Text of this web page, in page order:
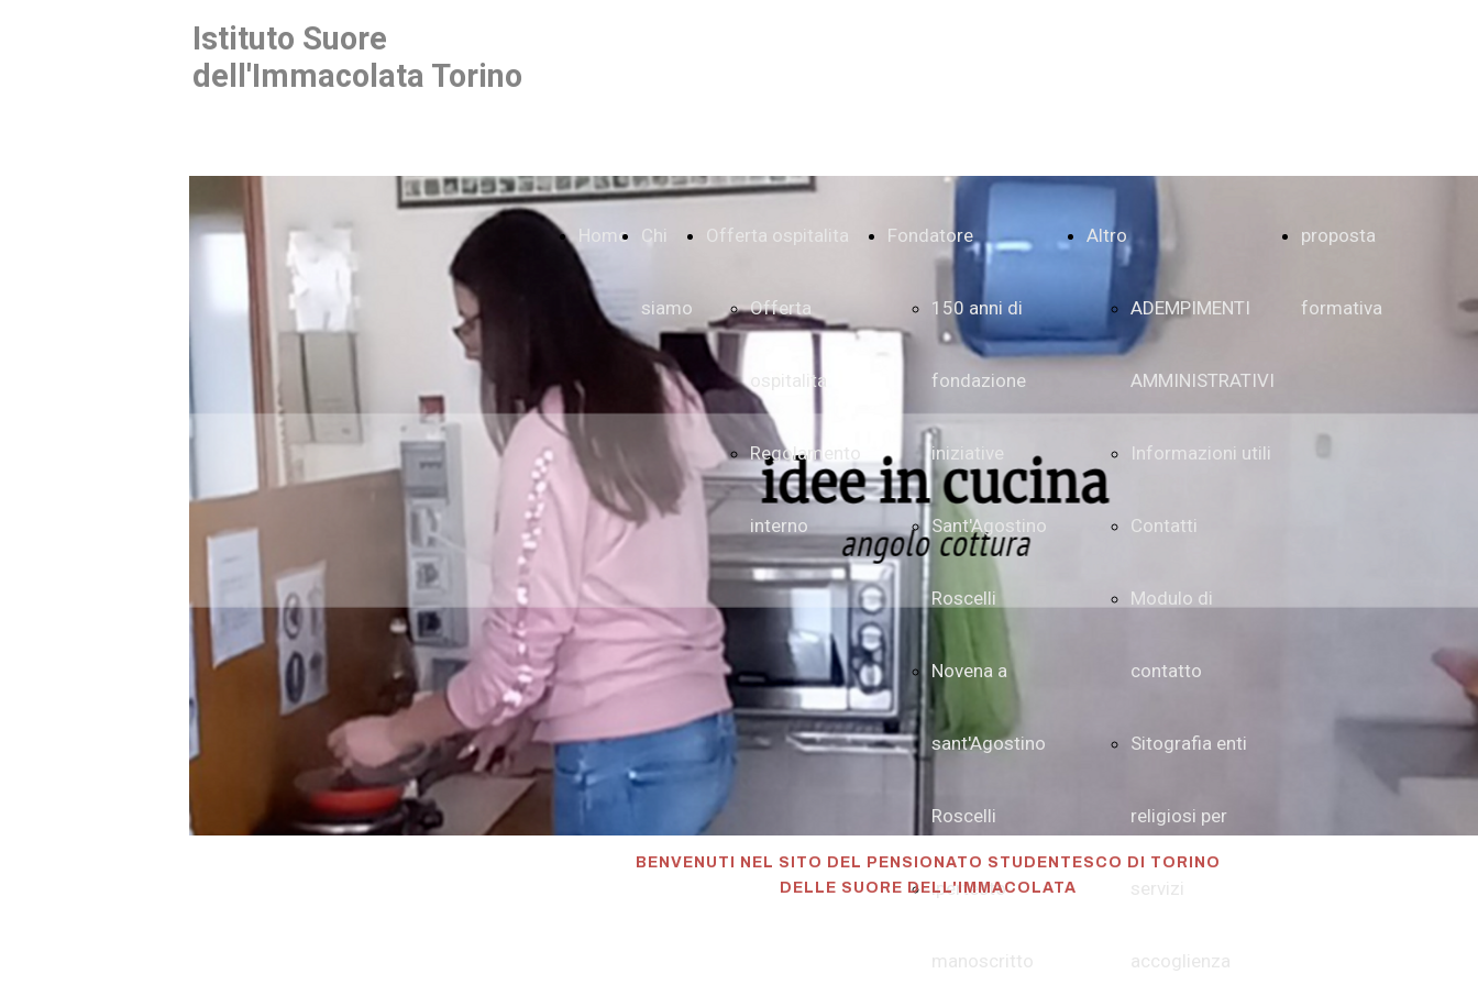
Istituto Suore
dell'Immacolata Torino
Home Chi
siamo
Offerta ospitalita
Offerta
ospitalita
Regolamento
interno
Fondatore
150 anni di
fondazione
iniziative
Sant'Agostino
Roscelli
Novena a
sant'Agostino
Roscelli
ipertesto
manoscritto
Altro
ADEMPIMENTI
AMMINISTRATIVI
Informazioni utili
Contatti
Modulo di
contatto
Sitografia enti
religiosi per
servizi
accoglienza
proposta
formativa
BENVENUTI NEL SITO DEL PENSIONATO STUDENTESCO DI TORINO
DELLE SUORE DELL'IMMACOLATA